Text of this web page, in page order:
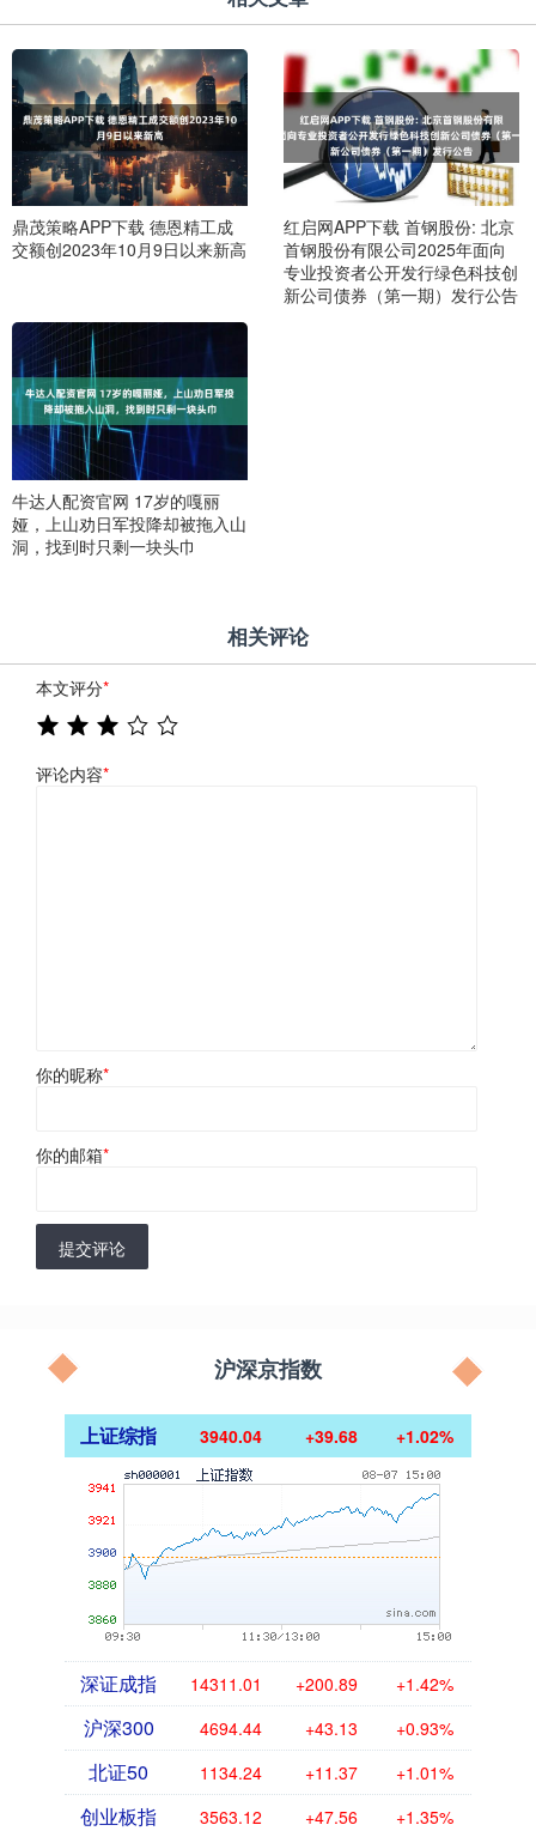
鼎茂策略APP下载 德恩精工成
交额创2023年10月9日以来新高
红启网APP下载 首钢股份: 北京
首钢股份有限公司2025年面向
专业投资者公开发行绿色科技创
新公司债券（第一期）发行公告
牛达人配资官网 17岁的嘎丽
娅，上山劝日军投降却被拖入山
洞，找到时只剩一块头巾
相关评论
本文评分*
评论内容*
你的昵称*
你的邮箱*
提交评论
沪深京指数
上证综指 3940.04 +39.68 +1.02%
深证成指 14311.01 +200.89 +1.42%
沪深300 4694.44 +43.13 +0.93%
北证50 1134.24 +11.37 +1.01%
创业板指 3563.12 +47.56 +1.35%